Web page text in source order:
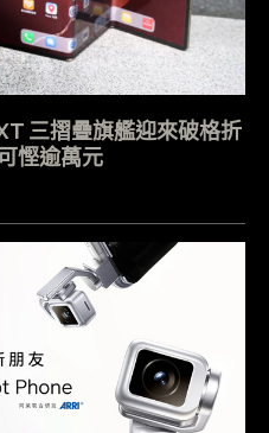
三摺疊旗艦迎來破格折
慳逾萬元